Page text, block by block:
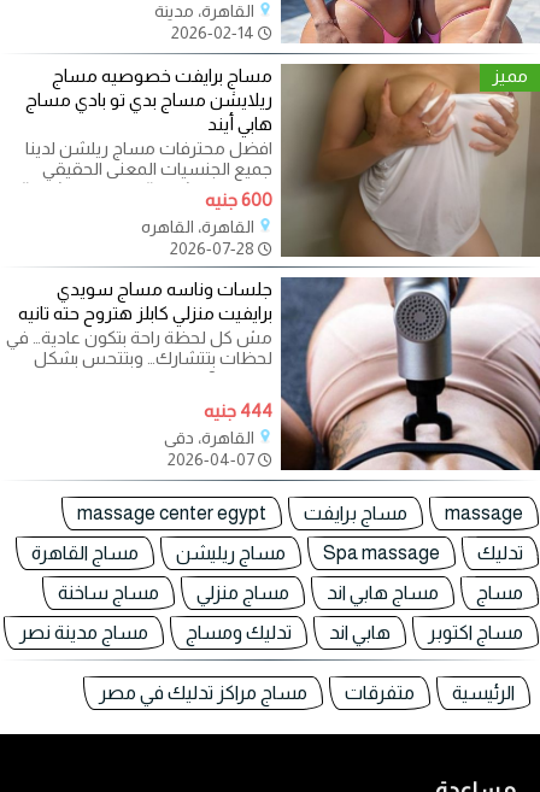
القاهرة، مدينة
مميز
مساج برايفت خصوصيه مساج
ريلايشن مساج بدي تو بادي مساج
هابي أيند
افضل محترفات مساج ريلشن لدينا
جميع الجنسيات المعنى الحقيقي
لمساج ريلاشين # مساج ريلاشين#
جلسات
600 جنيه
القاهرة، القاهره
جلسات وناسه مساج سويدي
برايفيت منزلي كابلز هتروح حته تانيه
مش كل لحظة راحة بتكون عادية… في
لحظات بتتشارك… وبتتحس بشكل
مختلف ? جلسات مساج سويدي
برايفيت
444 جنيه
القاهرة، دقي
2026-04-07
massage مساج برايفت
massage center egypt
تدليك
Spa massage مساج ريليشن
مساج القاهرة
مساج
مساج هابي اند مساج منزلي
مساج ساخنة
مساج اكتوبر
هابي اند تدليك ومساج مساج مدينة نصر
الرئيسية متفرقات مساج مراكز تدليك في مصر